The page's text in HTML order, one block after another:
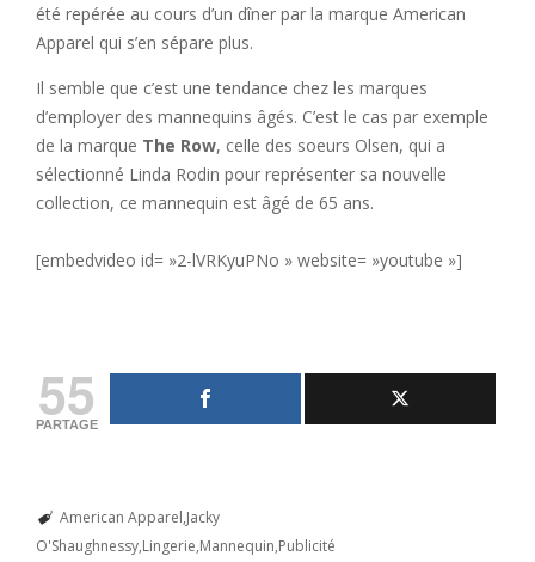
été repérée au cours d’un dîner par la marque American
Apparel qui s’en sépare plus.
Il semble que c’est une tendance chez les marques
d’employer des mannequins âgés. C’est le cas par exemple
de la marque The Row, celle des soeurs Olsen, qui a
sélectionné Linda Rodin pour représenter sa nouvelle
collection, ce mannequin est âgé de 65 ans.
[embedvideo id= »2-lVRKyuPNo » website= »youtube »]
55
PARTAGE
American Apparel Jacky
O'Shaughnessy Lingerie Mannequin Publicité